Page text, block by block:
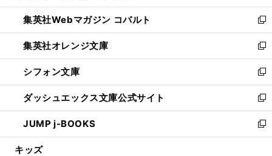
開
く
ウ
で
開
く
ン
ド
ウ
で
開
く
ウ
ィ
ン
ド
ウ
で
開
く
集英社Webマガジン コバルト
新
し
い
ウ
ィ
ン
ド
ウ
で
開
集英社オレンジ文庫
新
し
い
ウ
ィ
ン
ド
ウ
シフォン文庫
新
し
い
ウ
ィ
ン
ダッシュエックス文庫公式サイト
新
し
い
ウ
JUMP j-BOOKS
新
し
キッズ